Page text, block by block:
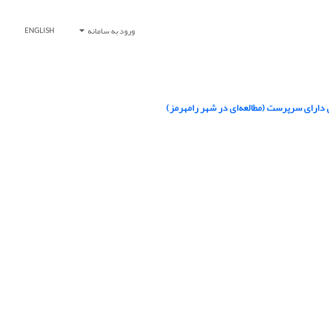
ورود به سامانه ENGLISH
دارای سرپرست (مطالعه‌ای در شهر رامهرمز)